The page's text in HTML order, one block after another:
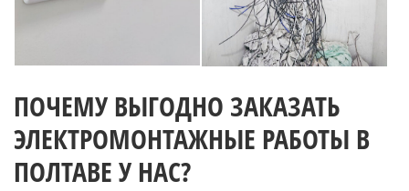
ПОЧЕМУ ВЫГОДНО ЗАКАЗАТЬ
ЭЛЕКТРОМОНТАЖНЫЕ РАБОТЫ В
ПОЛТАВЕ У НАС?